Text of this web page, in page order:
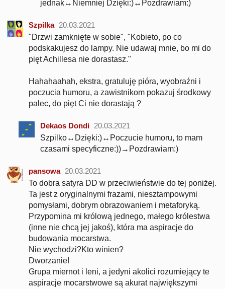
jednak↔Niemniej Dzięki:)↔Pozdrawiam:)
Szpilka 20.03.2021
"Drzwi zamknięte w sobie", "Kobieto, po co
podskakujesz do lampy. Nie udawaj mnie, bo mi do
pięt Achillesa nie dorastasz."
Hahahaahah, ekstra, gratuluję pióra, wyobraźni i
poczucia humoru, a zawistnikom pokazuj środkowy
palec, do pięt Ci nie dorastają ?
Dekaos Dondi 20.03.2021
Szpilko↔Dzięki:)↔Poczucie humoru, to mam
czasami specyficzne:))→Pozdrawiam:)
pansowa 20.03.2021
To dobra satyra DD w przeciwieństwie do tej poniżej.
Ta jest z oryginalnymi frazami, niesztampowymi
pomysłami, dobrym obrazowaniem i metaforyką.
Przypomina mi królową jednego, małego królestwa
(inne nie chcą jej jakoś), która ma aspiracje do
budowania mocarstwa.
Nie wychodzi?Kto winien?
Dworzanie!
Grupa miernot i leni, a jedyni akolici rozumiejący te
aspiracje mocarstwowe są akurat największymi